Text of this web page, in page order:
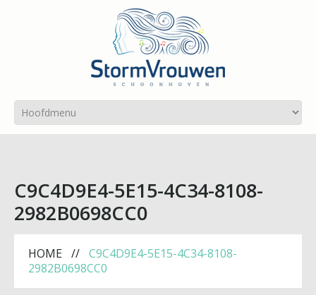
C9C4D9E4-5E15-4C34-8108-
2982B0698CC0
HOME
C9C4D9E4-5E15-4C34-8108-
2982B0698CC0